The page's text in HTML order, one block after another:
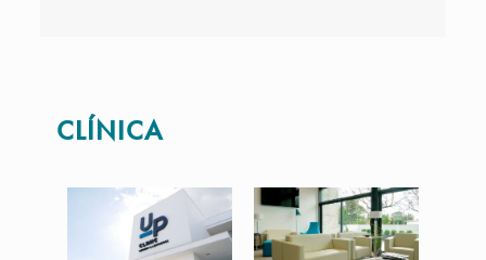
CLÍNICA